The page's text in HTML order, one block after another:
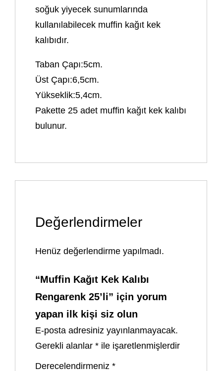
soğuk yiyecek sunumlarında
kullanılabilecek muffin kağıt kek
kalıbıdır.
Taban Çapı:5cm.
Üst Çapı:6,5cm.
Yükseklik:5,4cm.
Pakette 25 adet muffin kağıt kek kalıbı
bulunur.
Değerlendirmeler
Henüz değerlendirme yapılmadı.
“Muffin Kağıt Kek Kalıbı
Rengarenk 25’li” için yorum
yapan ilk kişi siz olun
E-posta adresiniz yayınlanmayacak.
Gerekli alanlar* ile işaretlenmişlerdir
Derecelendirmeniz*